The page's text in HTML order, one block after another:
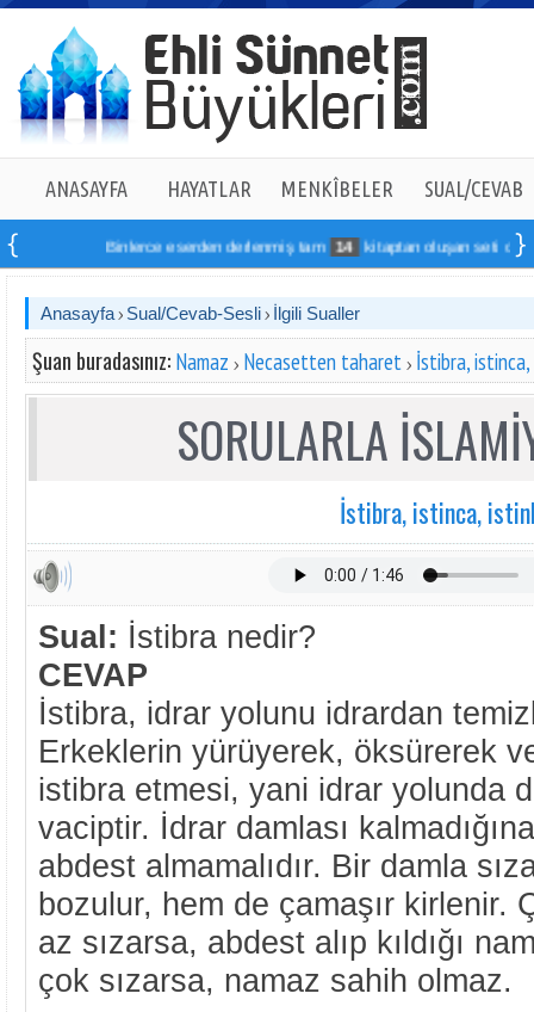
ANASAYFA HAYATLAR MENKÎBELER SUAL/CEVAB
Binlerce eserden derlenmiş tam 14 kitaptan oluşan seti online
Anasayfa Sual/Cevab-Sesli İlgili Sualler
Şuan buradasınız: Namaz Necasetten taharet İstibra,
SORULARLA
İstibra, istinca,
Sual: İstibra nedir?
CEVAP
İstibra, idrar yolunu idrardan
Erkeklerin yürüyerek, öksürerek
istibra etmesi, yani idrar yolunda
vaciptir. İdrar damlası
abdest almamalıdır. Bir damla
bozulur, hem de çamaşır kirlenir.
az sızarsa, abdest alıp kıldığı
çok sızarsa, namaz sahih olmaz.